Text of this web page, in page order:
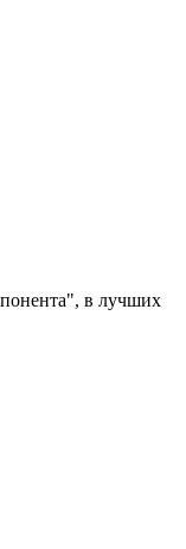
в лучших